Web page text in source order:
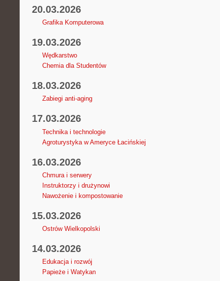
20.03.2026
Grafika Komputerowa
19.03.2026
Wędkarstwo
Chemia dla Studentów
18.03.2026
Zabiegi anti-aging
17.03.2026
Technika i technologie
Agroturystyka w Ameryce Łacińskiej
16.03.2026
Chmura i serwery
Instruktorzy i drużynowi
Nawożenie i kompostowanie
15.03.2026
Ostrów Wielkopolski
14.03.2026
Edukacja i rozwój
Papieże i Watykan